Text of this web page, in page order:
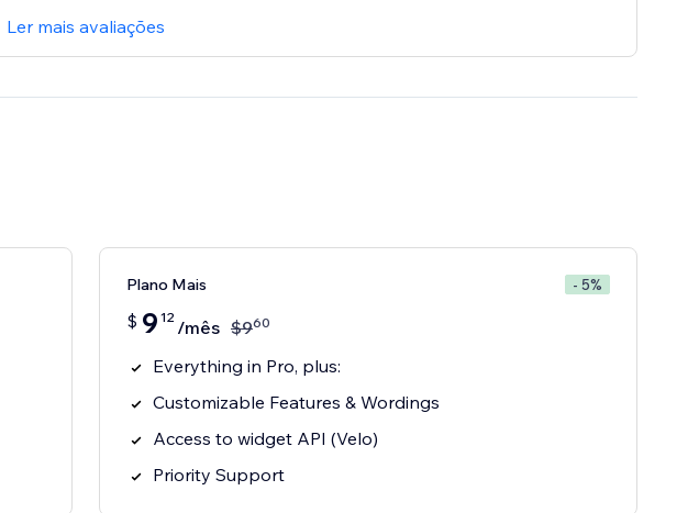
Ler mais avaliações
Plano Mais - 5%
$ 9 12 /mês $960
Everything in Pro, plus:
Customizable Features & Wordings
Access to widget API (Velo)
Priority Support